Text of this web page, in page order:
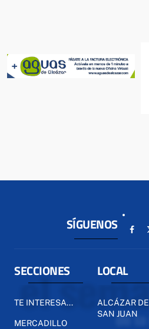
SÍGUENOS
SECCIONES
TE INTERESA...
MERCADILLO
LOCAL
ALCÁZAR DE
SAN JUAN